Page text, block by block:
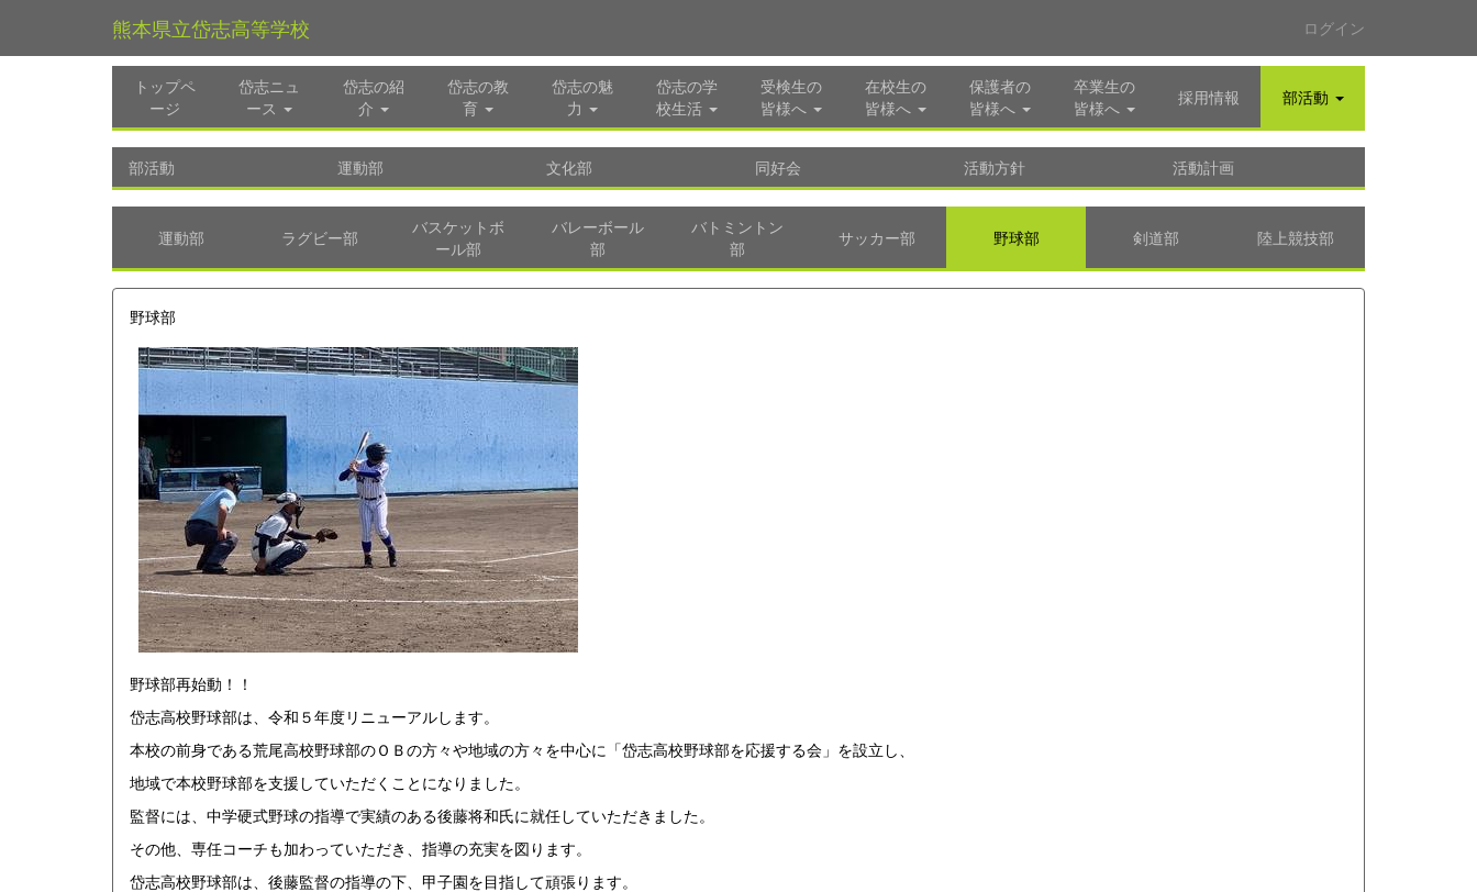
熊本県立岱志高等学校 ログイン
トップペ
ージ
岱志ニュ
ース
岱志の紹
介
岱志の教
育
岱志の魅
力
岱志の学
校生活
受検生の
皆様へ
在校生の
皆様へ
保護者の
皆様へ
卒業生の
皆様へ
採用情報 部活動
部活動 運動部 文化部 同好会 活動方針 活動計画
運動部 ラグビー部
バスケットボ
ール部
バレーボール
部
バトミントン
部
サッカー部 野球部 剣道部 陸上競技部
野球部
野球部再始動！！
岱志高校野球部は、令和５年度リニューアルします。
本校の前身である荒尾高校野球部のＯＢの方々や地域の方々を中心に「岱志高校野球部を応援する会」を設立し、
地域で本校野球部を支援していただくことになりました。
監督には、中学硬式野球の指導で実績のある後藤将和氏に就任していただきました。
その他、専任コーチも加わっていただき、指導の充実を図ります。
岱志高校野球部は、後藤監督の指導の下、甲子園を目指して頑張ります。